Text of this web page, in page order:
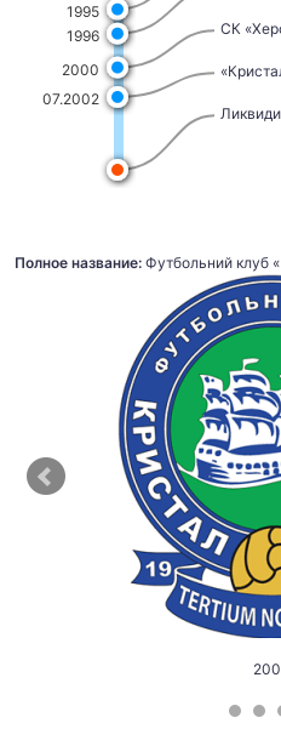
1995
1996
2000
07.2002
СК
Полное название: Футбольний клуб